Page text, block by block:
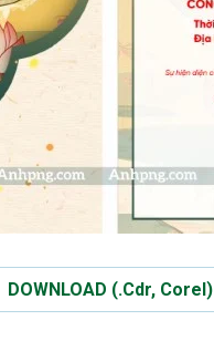
DOWNLOAD (.Cdr, Corel)